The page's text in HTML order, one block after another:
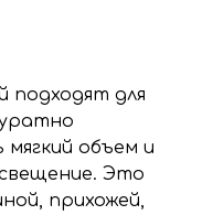
подходят для
объем и
Это
прихожей,